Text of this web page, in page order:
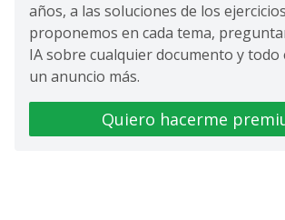
años, a las soluciones de los
proponemos en cada tema,
IA sobre cualquier documento y todo
un anuncio más.
Quiero hacerme